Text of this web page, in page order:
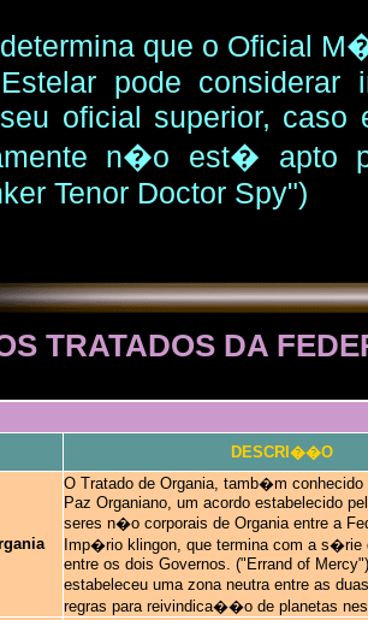
que o Oficial
pode considerar
oficial superior, caso
n�o est� apto
Tenor Doctor Spy")
TRATADOS DA
DESCRI��O
O Tratado de Organia, tamb�m conhecido
Paz Organiano, um acordo estabelecido
seres n�o corporais de Organia entre a
Imp�rio klingon, que termina com a
entre os dois Governos. ("Errand of
estabeleceu uma zona neutra entre as
regras para reivindica��o de planetas